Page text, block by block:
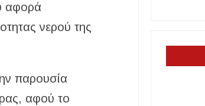
αφορά
νερού της
παρουσία
αφού το